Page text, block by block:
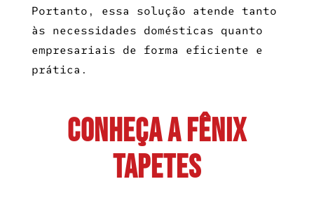
Portanto, essa solução atende tanto
às necessidades domésticas quanto
empresariais de forma eficiente e
prática.
CONHEÇA A FÊNIX
TAPETES